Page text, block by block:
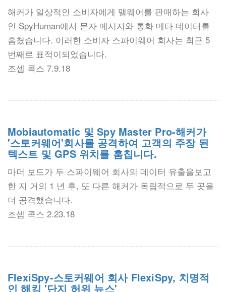
해커가 일상적인 소비자에게 맬웨어를 판매하는 회사
인 SpyHuman에서 문자 메시지와 통화 메타 데이터를
훔쳤습니다. 이러한 소비자 스파이웨어 회사는 최근 5
번째로 표적이되었습니다.
조셉 콕스 7.9.18
Mobiautomatic 및 Spy Master Pro-해커가
'스토커웨어'회사를 공격하여 고객의 주장 된
텍스트 및 GPS 위치를 훔칩니다.
마더 보드가 두 스파이웨어 회사의 데이터 유출을보고
한 지 거의 1 년 후, 또 다른 해커가 독립적으로 두 곳을
더 공격했습니다.
조셉 콕스 2.23.18
FlexiSpy-스토커웨어 회사 FlexiSpy, 치명적
인 해킹 '단지 허위 뉴스'